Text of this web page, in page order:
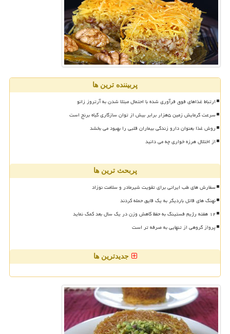
پربیننده ترین ها
ارتباط غذاهای فوق فرآوری شده با احتمال مبتلا شدن به آرتروز زانو
سرعت گرمایش زمین ۵هزار برابر بیش از توان سازگاری گیاه برنج است
روش غذا بعنوان دارو زندگی بیماران قلبی را بهبود می بخشد
از اختلال هرزه خواری چه می دانید
پربحث ترین ها
سفارش های طب ایرانی برای تقویت شیرمادر و سلامت نوزاد
نهنگ های قاتل باردیگر به یک قایق حمله کردند
۱۲ هفته رژیم فستینگ به حفظ کاهش وزن در یک سال بعد کمک نماید
پرواز گروهی از تنهایی به صرفه تر است
جدیدترین ها